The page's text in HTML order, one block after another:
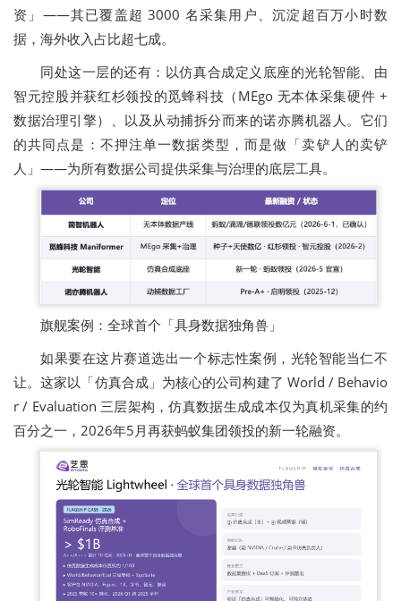
资」——其已覆盖超 3000 名采集用户、沉淀超百万小时数
据，海外收入占比超七成。
同处这一层的还有：以仿真合成定义底座的光轮智能、由
智元控股并获红杉领投的觅蜂科技（MEgo 无本体采集硬件 +
数据治理引擎）、以及从动捕拆分而来的诺亦腾机器人。它们
的共同点是：不押注单一数据类型，而是做「卖铲人的卖铲
人」——为所有数据公司提供采集与治理的底层工具。
旗舰案例：全球首个「具身数据独角兽」
如果要在这片赛道选出一个标志性案例，光轮智能当仁不
让。这家以「仿真合成」为核心的公司构建了 World / Behavio
r / Evaluation 三层架构，仿真数据生成成本仅为真机采集的约
百分之一，2026年5月再获蚂蚁集团领投的新一轮融资。